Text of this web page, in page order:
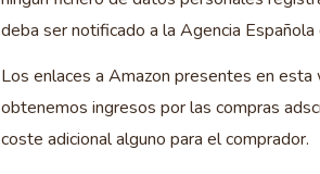
deba ser notificado a la Agencia
Los enlaces a Amazon presentes en esta
obtenemos ingresos por las compras
coste adicional alguno para el comprador.